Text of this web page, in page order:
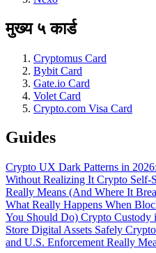
मुख्य ५ कार्ड
Cryptomus Card
Bybit Card
Gate.io Card
Volet Card
Crypto.com Visa Card
Guides
Crypto UX Dark Patterns in
Without Realizing It Crypto Self-
Really Means (And Where It
What Really Happens When
You Should Do) Crypto Custody
Store Digital Assets Safely
and U.S. Enforcement Really